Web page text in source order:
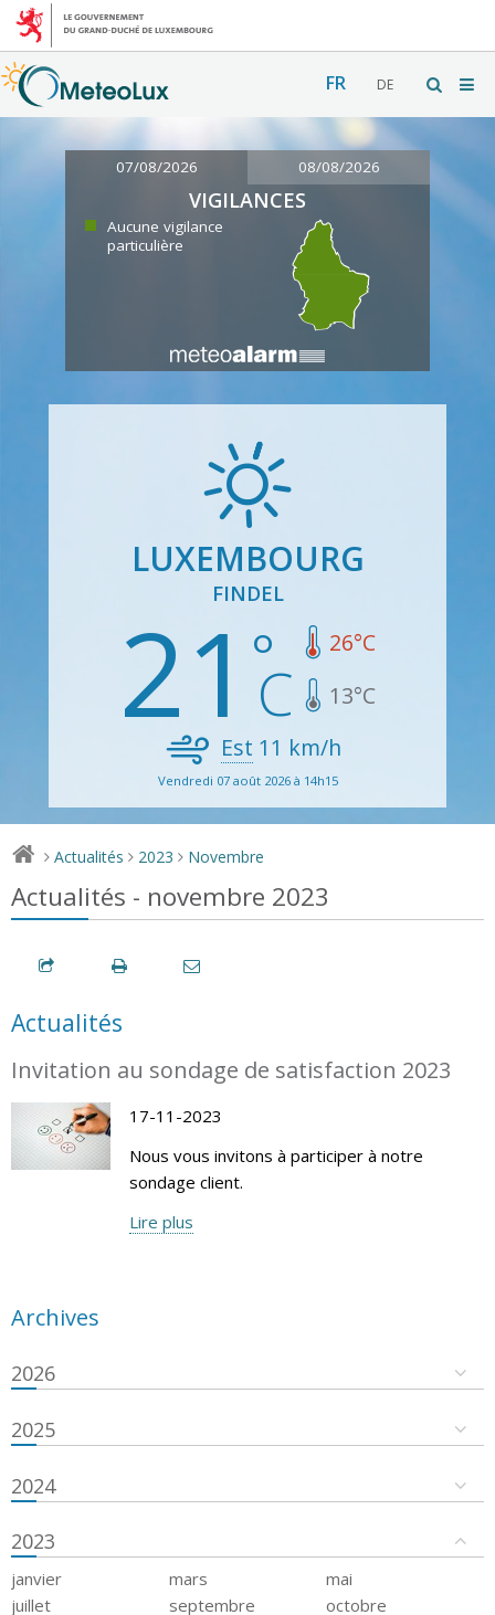
FR DE
07/08/2026 08/08/2026
VIGILANCES
Aucune vigilance
particulière
LUXEMBOURG
FINDEL
21 26°C
13°C
Est 11 km/h
Vendredi 07 août 2026 à 14h15
> Actualités > 2023 > Novembre
Actualités - novembre 2023
Actualités
Invitation au sondage de satisfaction 2023
17-11-2023
Nous vous invitons à participer à notre
sondage client.
Lire plus
Archives
2026
2025
2024
2023
janvier mars
mai
juillet
septembre
octobre